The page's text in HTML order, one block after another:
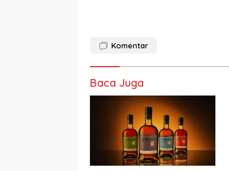
Komentar
Baca Juga